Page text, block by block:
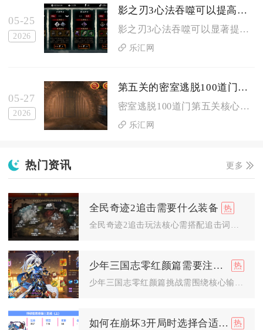
05-25
2026
影之刃3心法吞噬可以提高角色战力吗
影之刃3心法吞噬可以显著提高角色战力，是游戏里核心且高效的养...
乐汇网
05-27
2026
第五关的密室逃脱100道门该怎么解决
密室逃脱100道门第五关核心解法是：先在桌面抽屉拿到放大镜，...
乐汇网
热门资讯 更多
全民奇迹2追击需要什么装备
少年三国志零红颜篇需要注意哪些问题
如何在崩坏3开局时选择合适的s角色